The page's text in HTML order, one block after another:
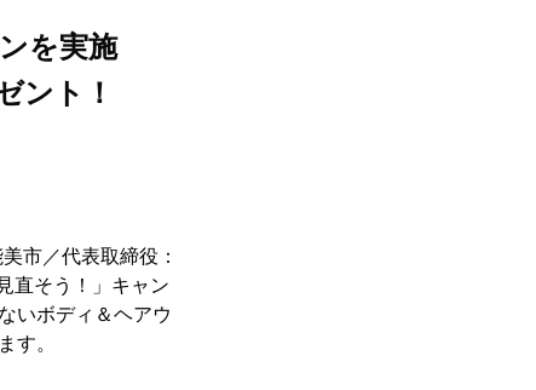
ンを実施
ント！
市／代表取締役：
直そう！」キャン
いボディ＆ヘアウ
す。